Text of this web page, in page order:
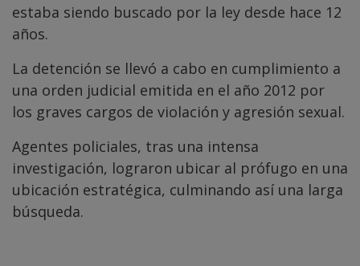
estaba siendo buscado por la ley desde hace 12
años.
La detención se llevó a cabo en cumplimiento a
una orden judicial emitida en el año 2012 por
los graves cargos de violación y agresión sexual.
Agentes policiales, tras una intensa
investigación, lograron ubicar al prófugo en una
ubicación estratégica, culminando así una larga
búsqueda.